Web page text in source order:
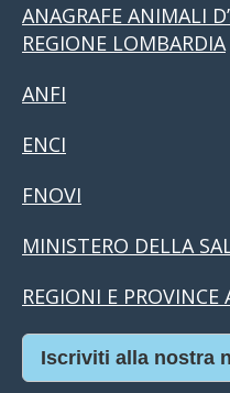
ANAGRAFE ANIMALI
REGIONE LOMBARDIA
ANFI
ENCI
FNOVI
MINISTERO DELLA
REGIONI E
Iscriviti alla nostra